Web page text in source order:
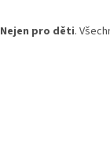
Nejen pro děti.